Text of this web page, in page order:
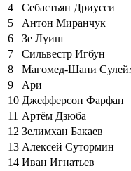
4
Себастьян Дриусси
5
Антон Миранчук
6
Зе Луиш
7
Сильвестр Игбун
8
Магомед-Шапи
9
Ари
10 Джефферсон Фарфан
11 Артём Дзюба
12 Зелимхан Бакаев
13 Алексей Сутормин
14 Иван Игнатьев